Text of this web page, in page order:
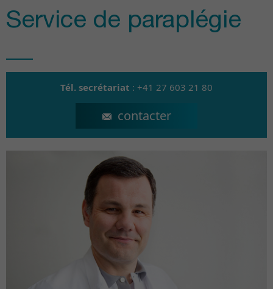
Service de paraplégie
Tél. secrétariat : +41 27 603 21 80
secretariat.npp@crr-suva.ch